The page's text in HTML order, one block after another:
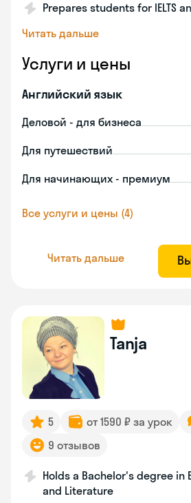
Prepares students for IELTS
Читать дальше
Услуги и цены
Английский язык
Деловой - для бизнеса
Для путешествий
Для начинающих - премиум
Все услуги и цены (4)
Читать дальше
Tanja
5 от 1590 ₽ за урок
9 отзывов
Holds a Bachelor's degree in
and Literature